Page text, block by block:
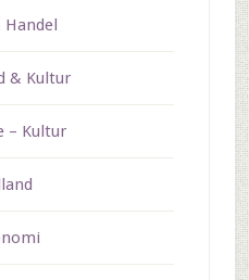
Handel
& Kultur
– Kultur